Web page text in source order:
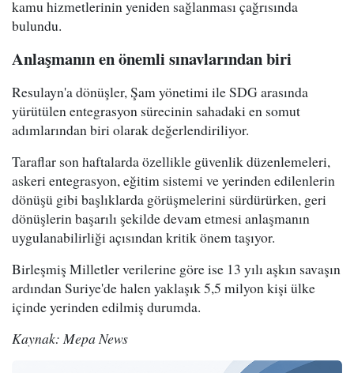
kamu hizmetlerinin yeniden sağlanması çağrısında
bulundu.
Anlaşmanın en önemli sınavlarından biri
Resulayn'a dönüşler, Şam yönetimi ile SDG arasında
yürütülen entegrasyon sürecinin sahadaki en somut
adımlarından biri olarak değerlendiriliyor.
Taraflar son haftalarda özellikle güvenlik düzenlemeleri,
askeri entegrasyon, eğitim sistemi ve yerinden edilenlerin
dönüşü gibi başlıklarda görüşmelerini sürdürürken, geri
dönüşlerin başarılı şekilde devam etmesi anlaşmanın
uygulanabilirliği açısından kritik önem taşıyor.
Birleşmiş Milletler verilerine göre ise 13 yılı aşkın savaşın
ardından Suriye'de halen yaklaşık 5,5 milyon kişi ülke
içinde yerinden edilmiş durumda.
Kaynak: Mepa News